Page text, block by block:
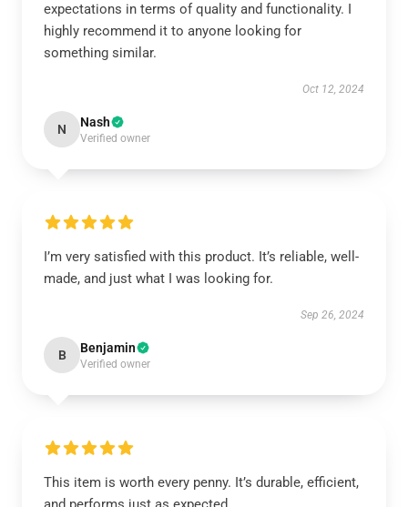
expectations in terms of quality and functionality. I
highly recommend it to anyone looking for
something similar.
Oct 12, 2024
N Nash
Verified owner
I’m very satisfied with this product. It’s reliable, well-
made, and just what I was looking for.
Sep 26, 2024
B Benjamin
Verified owner
This item is worth every penny. It’s durable, efficient,